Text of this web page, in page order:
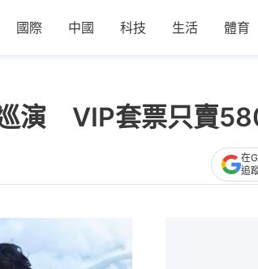
國際 中國 科技 生活 體育
演 VIP套票只賣
在
追